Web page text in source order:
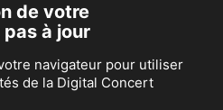
de votre
pas à jour
navigateur pour utiliser
de la Digital Concert